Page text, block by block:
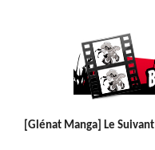
[Glénat Manga] Le Suivant